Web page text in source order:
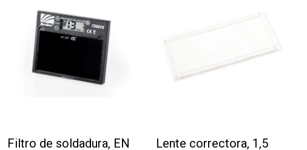
Filtro de soldadura, EN
Lente correctora, 1,5